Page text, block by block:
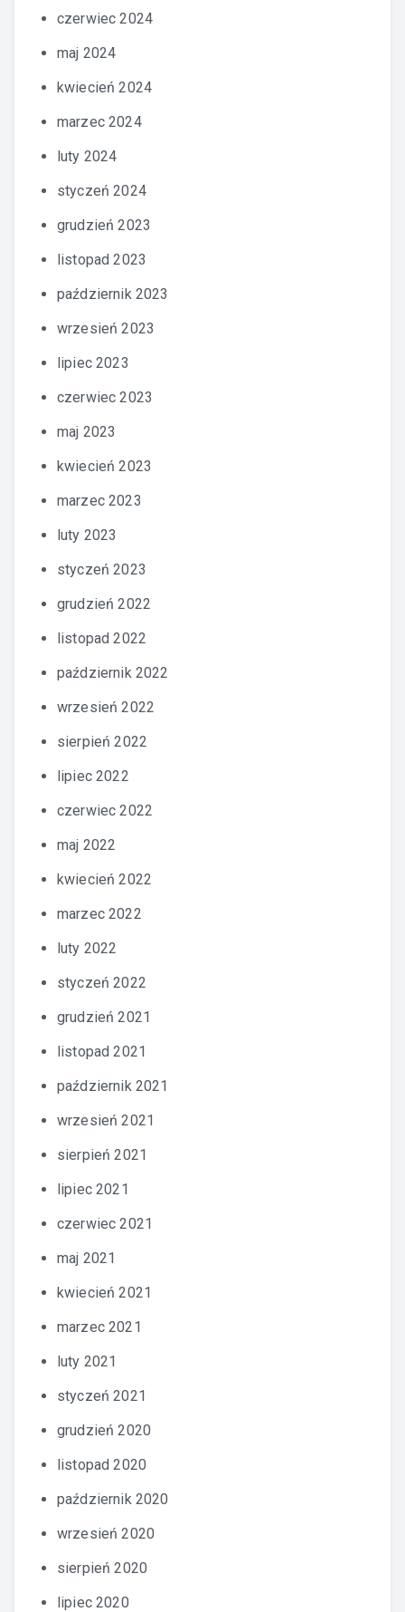
czerwiec 2024
maj 2024
kwiecień 2024
marzec 2024
luty 2024
styczeń 2024
grudzień 2023
listopad 2023
październik 2023
wrzesień 2023
lipiec 2023
czerwiec 2023
maj 2023
kwiecień 2023
marzec 2023
luty 2023
styczeń 2023
grudzień 2022
listopad 2022
październik 2022
wrzesień 2022
sierpień 2022
lipiec 2022
czerwiec 2022
maj 2022
kwiecień 2022
marzec 2022
luty 2022
styczeń 2022
grudzień 2021
listopad 2021
październik 2021
wrzesień 2021
sierpień 2021
lipiec 2021
czerwiec 2021
maj 2021
kwiecień 2021
marzec 2021
luty 2021
styczeń 2021
grudzień 2020
listopad 2020
październik 2020
wrzesień 2020
sierpień 2020
lipiec 2020